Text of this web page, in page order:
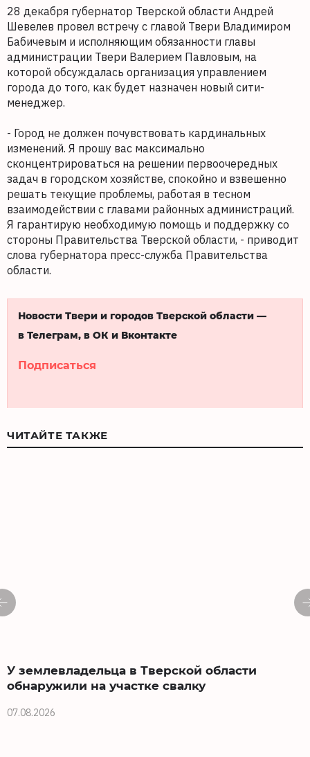
28 декабря губернатор Тверской области Андрей
Шевелев провел встречу с главой Твери Владимиром
Бабичевым и исполняющим обязанности главы
администрации Твери Валерием Павловым, на
которой обсуждалась организация управлением
города до того, как будет назначен новый сити-
менеджер.
- Город не должен почувствовать кардинальных
изменений. Я прошу вас максимально
сконцентрироваться на решении первоочередных
задач в городском хозяйстве, спокойно и взвешенно
решать текущие проблемы, работая в тесном
взаимодействии с главами районных администраций.
Я гарантирую необходимую помощь и поддержку со
стороны Правительства Тверской области, - приводит
слова губернатора пресс-служба Правительства
области.
Новости Твери и городов Тверской области —
в Телеграм, в ОК и Вконтакте
Подписаться
ЧИТАЙТЕ ТАКЖЕ
У землевладельца в Тверской области
обнаружили на участке свалку
07.08.2026